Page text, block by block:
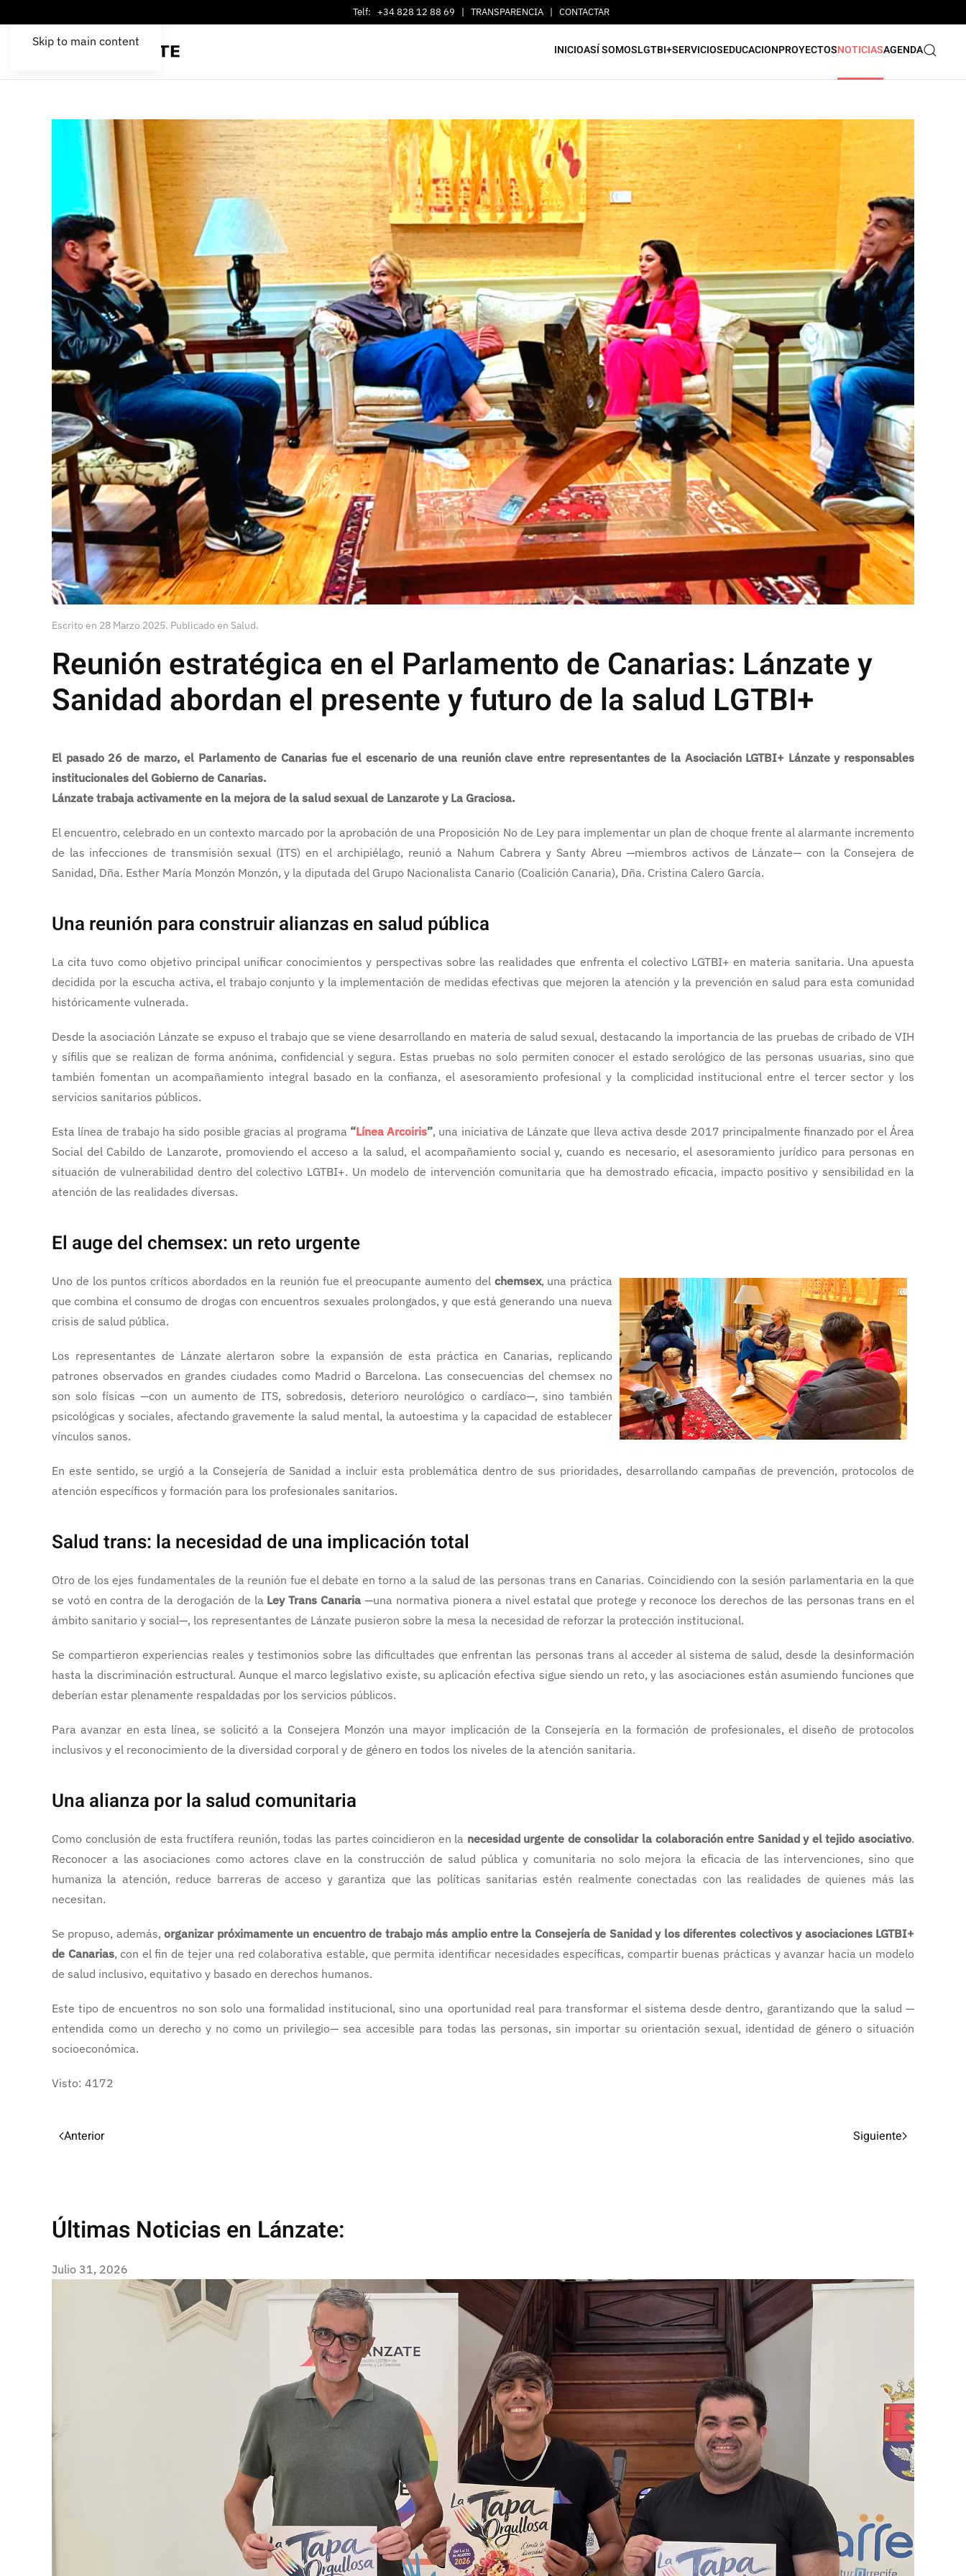
Telf: +34 828 12 88 69 | TRANSPARENCIA | CONTACTAR
Skip to main content
INICIOASÍ SOMOSLGTBI+SERVICIOSEDUCACIONPROYECTOSNOTICIASAGENDA
Escrito en 28 Marzo 2025. Publicado en Salud.
Reunión estratégica en el Parlamento de Canarias: Lánzate y
Sanidad abordan el presente y futuro de la salud LGTBI+
El pasado 26 de marzo, el Parlamento de Canarias fue el escenario de una reunión clave entre representantes de la Asociación LGTBI+ Lánzate y responsables
institucionales del Gobierno de Canarias.
Lánzate trabaja activamente en la mejora de la salud sexual de Lanzarote y La Graciosa.
El encuentro, celebrado en un contexto marcado por la aprobación de una Proposición No de Ley para implementar un plan de choque frente al alarmante incremento
de las infecciones de transmisión sexual (ITS) en el archipiélago, reunió a Nahum Cabrera y Santy Abreu —miembros activos de Lánzate— con la Consejera de
Sanidad, Dña. Esther María Monzón Monzón, y la diputada del Grupo Nacionalista Canario (Coalición Canaria), Dña. Cristina Calero García.
Una reunión para construir alianzas en salud pública
La cita tuvo como objetivo principal unificar conocimientos y perspectivas sobre las realidades que enfrenta el colectivo LGTBI+ en materia sanitaria. Una apuesta
decidida por la escucha activa, el trabajo conjunto y la implementación de medidas efectivas que mejoren la atención y la prevención en salud para esta comunidad
históricamente vulnerada.
Desde la asociación Lánzate se expuso el trabajo que se viene desarrollando en materia de salud sexual, destacando la importancia de las pruebas de cribado de VIH
y sífilis que se realizan de forma anónima, confidencial y segura. Estas pruebas no solo permiten conocer el estado serológico de las personas usuarias, sino que
también fomentan un acompañamiento integral basado en la confianza, el asesoramiento profesional y la complicidad institucional entre el tercer sector y los
servicios sanitarios públicos.
Esta línea de trabajo ha sido posible gracias al programa “Línea Arcoiris”, una iniciativa de Lánzate que lleva activa desde 2017 principalmente finanzado por el Área
Social del Cabildo de Lanzarote, promoviendo el acceso a la salud, el acompañamiento social y, cuando es necesario, el asesoramiento jurídico para personas en
situación de vulnerabilidad dentro del colectivo LGTBI+. Un modelo de intervención comunitaria que ha demostrado eficacia, impacto positivo y sensibilidad en la
atención de las realidades diversas.
El auge del chemsex: un reto urgente
Uno de los puntos críticos abordados en la reunión fue el preocupante aumento del chemsex, una práctica
que combina el consumo de drogas con encuentros sexuales prolongados, y que está generando una nueva
crisis de salud pública.
Los representantes de Lánzate alertaron sobre la expansión de esta práctica en Canarias, replicando
patrones observados en grandes ciudades como Madrid o Barcelona. Las consecuencias del chemsex no
son solo físicas —con un aumento de ITS, sobredosis, deterioro neurológico o cardíaco—, sino también
psicológicas y sociales, afectando gravemente la salud mental, la autoestima y la capacidad de establecer
vínculos sanos.
En este sentido, se urgió a la Consejería de Sanidad a incluir esta problemática dentro de sus prioridades, desarrollando campañas de prevención, protocolos de
atención específicos y formación para los profesionales sanitarios.
Salud trans: la necesidad de una implicación total
Otro de los ejes fundamentales de la reunión fue el debate en torno a la salud de las personas trans en Canarias. Coincidiendo con la sesión parlamentaria en la que
se votó en contra de la derogación de la Ley Trans Canaria —una normativa pionera a nivel estatal que protege y reconoce los derechos de las personas trans en el
ámbito sanitario y social—, los representantes de Lánzate pusieron sobre la mesa la necesidad de reforzar la protección institucional.
Se compartieron experiencias reales y testimonios sobre las dificultades que enfrentan las personas trans al acceder al sistema de salud, desde la desinformación
hasta la discriminación estructural. Aunque el marco legislativo existe, su aplicación efectiva sigue siendo un reto, y las asociaciones están asumiendo funciones que
deberían estar plenamente respaldadas por los servicios públicos.
Para avanzar en esta línea, se solicitó a la Consejera Monzón una mayor implicación de la Consejería en la formación de profesionales, el diseño de protocolos
inclusivos y el reconocimiento de la diversidad corporal y de género en todos los niveles de la atención sanitaria.
Una alianza por la salud comunitaria
Como conclusión de esta fructífera reunión, todas las partes coincidieron en la necesidad urgente de consolidar la colaboración entre Sanidad y el tejido asociativo.
Reconocer a las asociaciones como actores clave en la construcción de salud pública y comunitaria no solo mejora la eficacia de las intervenciones, sino que
humaniza la atención, reduce barreras de acceso y garantiza que las políticas sanitarias estén realmente conectadas con las realidades de quienes más las
necesitan.
Se propuso, además,organizar próximamente un encuentro de trabajo más amplio entre la Consejería de Sanidad y los diferentes colectivos y asociaciones LGTBI+
de Canarias, con el fin de tejer una red colaborativa estable, que permita identificar necesidades específicas, compartir buenas prácticas y avanzar hacia un modelo
de salud inclusivo, equitativo y basado en derechos humanos.
Este tipo de encuentros no son solo una formalidad institucional, sino una oportunidad real para transformar el sistema desde dentro, garantizando que la salud —
entendida como un derecho y no como un privilegio— sea accesible para todas las personas, sin importar su orientación sexual, identidad de género o situación
socioeconómica.
Visto: 4172
Anterior Siguiente
Últimas Noticias en Lánzate:
Julio 31, 2026